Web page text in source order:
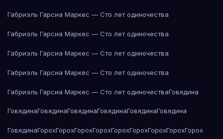
Габриэль Гарсиа Маркес — Сто лет одиночества
Габриэль Гарсиа Маркес — Сто лет одиночества
Габриэль Гарсиа Маркес — Сто лет одиночества
Габриэль Гарсиа Маркес — Сто лет одиночества
Габриэль Гарсиа Маркес — Сто лет одиночестваГовядина
ГовядинаГовядинаГовядинаГовядинаГовядинаГовядина
ГовядинаГорохГорохГорохГорохГорохГорохГорохГорохГорох